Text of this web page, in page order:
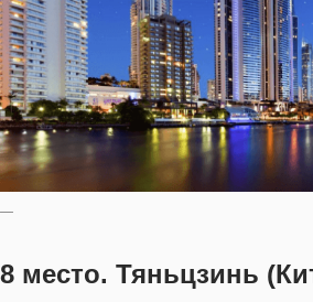
—
8 место. Тяньцзинь